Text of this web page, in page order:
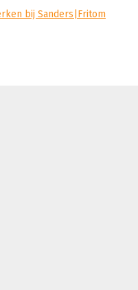
bij Sanders|Fritom